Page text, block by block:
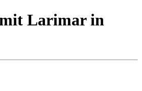
Larimar in